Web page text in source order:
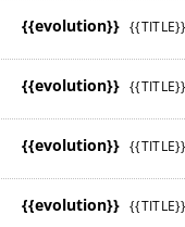
{{evolution}} {{TITLE}}
{{evolution}} {{TITLE}}
{{evolution}} {{TITLE}}
{{evolution}} {{TITLE}}